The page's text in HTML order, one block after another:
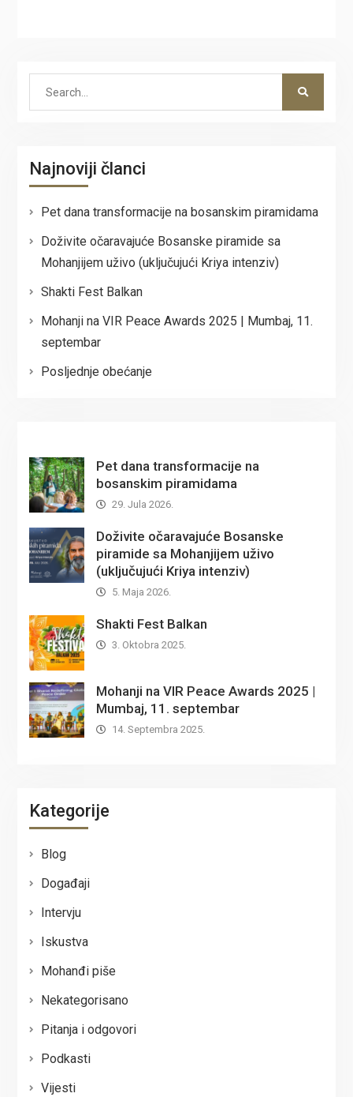
Najnoviji članci
Pet dana transformacije na bosanskim piramidama
Doživite očaravajuće Bosanske piramide sa
Mohanjijem uživo (uključujući Kriya intenziv)
Shakti Fest Balkan
Mohanji na VIR Peace Awards 2025 | Mumbaj, 11.
septembar
Posljednje obećanje
Pet dana transformacije na
bosanskim piramidama
29. Jula 2026.
Doživite očaravajuće Bosanske
piramide sa Mohanjijem uživo
(uključujući Kriya intenziv)
5. Maja 2026.
Shakti Fest Balkan
3. Oktobra 2025.
Mohanji na VIR Peace Awards 2025 |
Mumbaj, 11. septembar
14. Septembra 2025.
Kategorije
Blog
Događaji
Intervju
Iskustva
Mohanđi piše
Nekategorisano
Pitanja i odgovori
Podkasti
Vijesti